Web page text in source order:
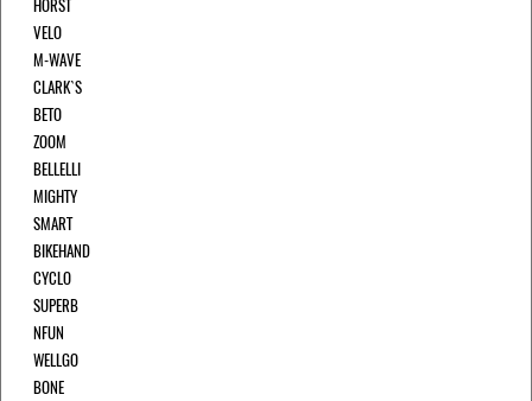
HORST
VELO
M-WAVE
CLARK`S
BETO
ZOOM
BELLELLI
MIGHTY
SMART
BIKEHAND
CYCLO
SUPERB
NFUN
WELLGO
BONE